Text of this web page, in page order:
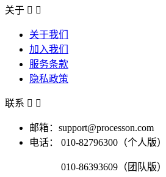
关于  
关于我们
加入我们
服务条款
隐私政策
联系  
邮箱：support@processon.com
电话：
010-82796300（个人版）
010-86393609（团队版）